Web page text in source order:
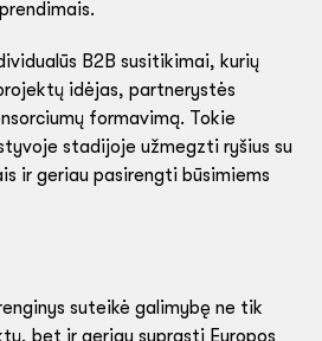
B2B susitikimai, kurių
idėjas, partnerystės
formavimą. Tokie
stadijoje užmegzti ryšius su
ir geriau pasirengti būsimiems
suteikė galimybę ne tik
bet ir geriau suprasti Europos